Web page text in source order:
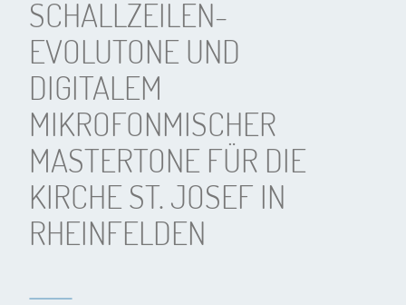
SCHALLZEILEN-
EVOLUTONE UND
DIGITALEM
MIKROFONMISCHER
MASTERTONE FÜR DIE
KIRCHE ST. JOSEF IN
RHEINFELDEN